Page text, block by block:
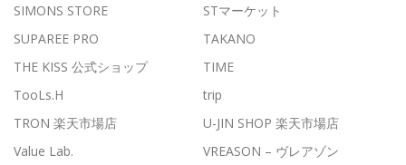
SIMONS STORE
STマーケット
SUPAREE PRO
TAKANO
THE KISS 公式ショップ
TIME
TooLs.H
trip
TRON 楽天市場店
U-JIN SHOP 楽天市場店
Value Lab.
VREASON – ヴレアゾン